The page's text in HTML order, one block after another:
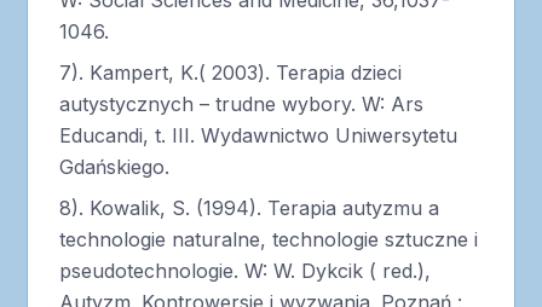
1046.
7). Kampert, K.( 2003). Terapia dzieci
autystycznych – trudne wybory. W: Ars
Educandi, t. III. Wydawnictwo Uniwersytetu
Gdańskiego.
8). Kowalik, S. (1994). Terapia autyzmu a
technologie naturalne, technologie sztuczne i
pseudotechnologie. W: W. Dykcik ( red.),
Autyzm. Kontrowersje i wyzwania. Poznań :